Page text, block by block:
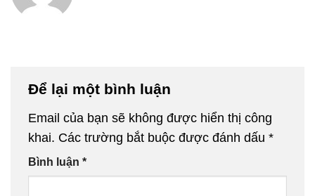
Để lại một bình luận
Email của bạn sẽ không được hiển thị công
khai. Các trường bắt buộc được đánh dấu *
Bình luận *